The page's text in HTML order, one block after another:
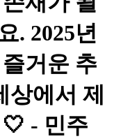
. 2025년
거운 추
상에서 제
- 민주